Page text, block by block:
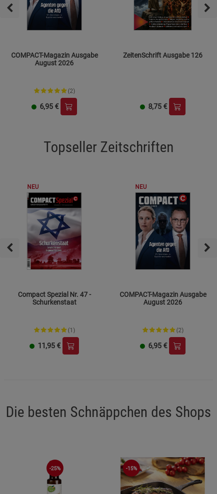
COMPACT-Magazin Ausgabe
August 2026
(2)
6,95 €
ZeitenSchrift Ausgabe 126
8,75 €
Topseller Zeitschriften
NEU
Compact Spezial Nr. 47 -
Schurkenstaat
(1)
11,95 €
NEU
COMPACT-Magazin Ausgabe
August 2026
(2)
6,95 €
Die besten Schnäppchen des Shops
-25% -15%